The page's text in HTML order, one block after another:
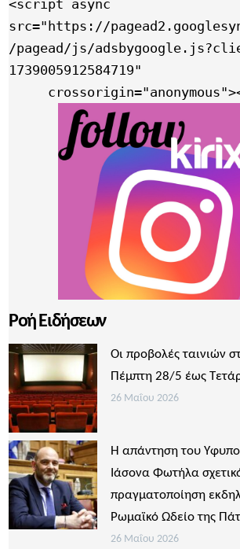
<script async
src="https://
/pagead/js/
1739005912584719"
Ροή Ειδήσεων
Οι προβολές ταινιών
Πέμπτη 28/5 έως
26 Μαΐου 2026
Η απάντηση του
Ιάσονα Φωτήλα
πραγματοποίηση
Ρωμαϊκό Ωδείο της
26 Μαΐου 2026